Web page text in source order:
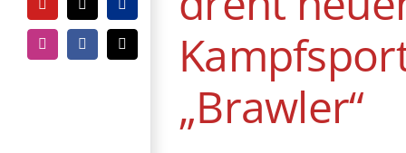
YouTubeTiktokPayPal
InstagramFacebook
E-
Mail
„Brawler“